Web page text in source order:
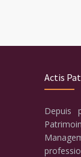
Actis
Depuis